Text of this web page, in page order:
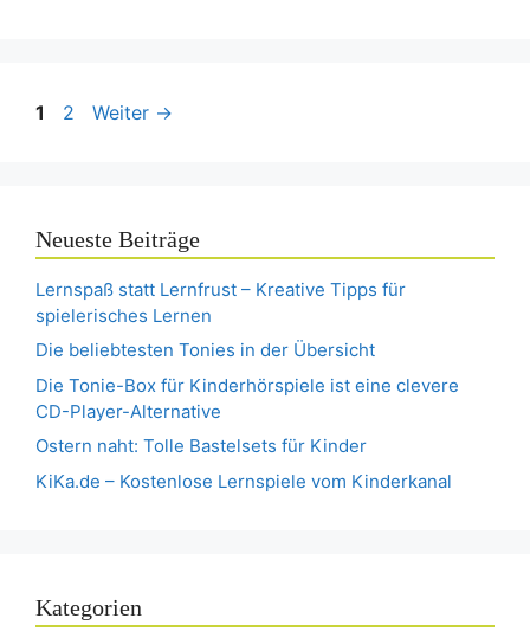
Seite
1 Seite
2 Weiter →
Neueste Beiträge
Lernspaß statt Lernfrust – Kreative Tipps für
spielerisches Lernen
Die beliebtesten Tonies in der Übersicht
Die Tonie-Box für Kinderhörspiele ist eine clevere
CD-Player-Alternative
Ostern naht: Tolle Bastelsets für Kinder
KiKa.de – Kostenlose Lernspiele vom Kinderkanal
Kategorien